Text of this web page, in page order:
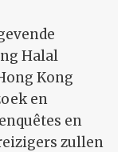
Halal
Kong
en
en
zullen